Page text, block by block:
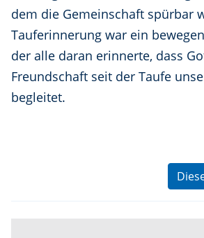
dem die Gemeinschaft spürbar
Tauferinnerung war ein
der alle daran erinnerte, dass
Freundschaft seit der Taufe
begleitet.